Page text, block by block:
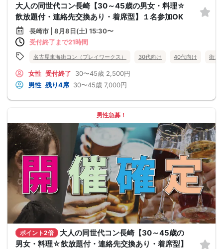
大人の同世代コン長崎【30～45歳の男女・料理☆
飲放題付・連絡先交換あり・着席型】１名参加OK
長崎市 | 8月8日(土) 15:30〜
受付終了まで21時間
名古屋東海街コン（プレイワークス） 30代向け 40代向け 街コ
女性 受付終了 30〜45歳 2,500円
男性 残り4席 30〜45歳 7,000円
男性急募！
ポイント2倍
大人の同世代コン長崎【30～45歳の
男女・料理☆飲放題付・連絡先交換あり・着席型】